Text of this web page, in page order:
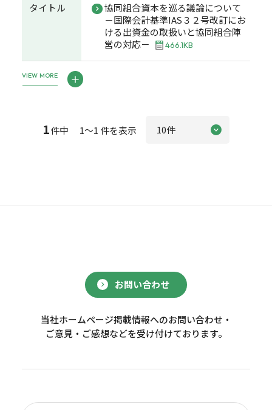
タイトル
協同組合資本を巡る議論について
－国際会計基準IAS３２号改訂にお
ける出資金の取扱いと協同組合陣
営の対応－
466.1KB
VIEW MORE
1件中 1～1 件を表示
お問い合わせ
当社ホームページ掲載情報へのお問い合わせ・
ご意見・ご感想などを受け付けております。